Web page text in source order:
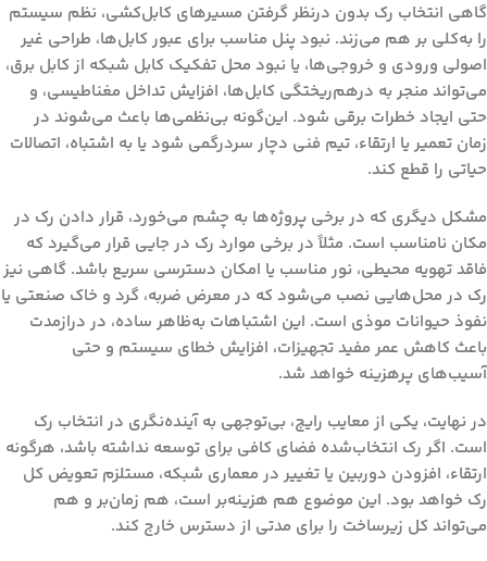
گاهی انتخاب رک بدون درنظر گرفتن مسیرهای کابل‌کشی، نظم سیستم
را به‌کلی بر هم می‌زند. نبود پنل مناسب برای عبور کابل‌ها، طراحی غیر
اصولی ورودی و خروجی‌ها، یا نبود محل تفکیک کابل شبکه از کابل برق،
می‌تواند منجر به درهم‌ریختگی کابل‌ها، افزایش تداخل مغناطیسی، و
حتی ایجاد خطرات برقی شود. این‌گونه بی‌نظمی‌ها باعث می‌شوند در
زمان تعمیر یا ارتقاء، تیم فنی دچار سردرگمی شود یا به اشتباه، اتصالات
حیاتی را قطع کند.
مشکل دیگری که در برخی پروژه‌ها به چشم می‌خورد، قرار دادن رک در
مکان نامناسب است. مثلاً در برخی موارد رک در جایی قرار می‌گیرد که
فاقد تهویه محیطی، نور مناسب یا امکان دسترسی سریع باشد. گاهی نیز
رک در محل‌هایی نصب می‌شود که در معرض ضربه، گرد و خاک صنعتی یا
نفوذ حیوانات موذی است. این اشتباهات به‌ظاهر ساده، در درازمدت
باعث کاهش عمر مفید تجهیزات، افزایش خطای سیستم و حتی
آسیب‌های پرهزینه خواهد شد.
در نهایت، یکی از معایب رایج، بی‌توجهی به آینده‌نگری در انتخاب رک
است. اگر رک انتخاب‌شده فضای کافی برای توسعه نداشته باشد، هرگونه
ارتقاء، افزودن دوربین یا تغییر در معماری شبکه، مستلزم تعویض کل
رک خواهد بود. این موضوع هم هزینه‌بر است، هم زمان‌بر و هم
می‌تواند کل زیرساخت را برای مدتی از دسترس خارج کند.